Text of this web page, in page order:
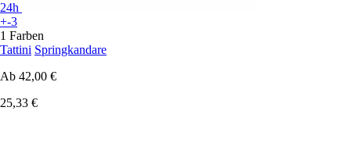
24h
+-3
1 Farben
Tattini Springkandare
Ab 42,00 €
25,33 €